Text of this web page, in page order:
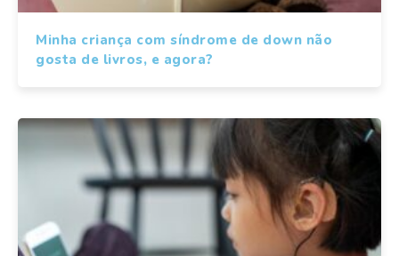
Minha criança com síndrome de down não
gosta de livros, e agora?